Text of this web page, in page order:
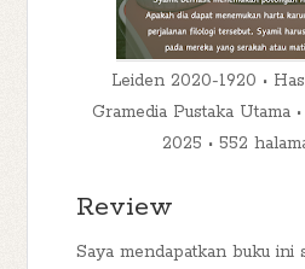
Leiden 2020-1920 •
Gramedia Pustaka Utama
2025 • 552
Review
Saya mendapatkan buku ini